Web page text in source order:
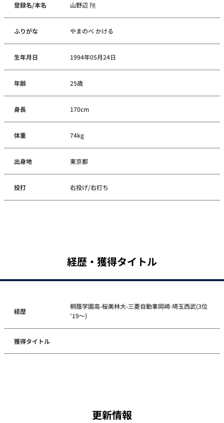
登録名/本名 山野辺 翔
ふりがな やまのべ かける
生年月日 1994年05月24日
年齢 25歳
身長 170cm
体重 74kg
出身地 東京都
投打 右投げ/右打ち
経歴・獲得タイトル
経歴
桐蔭学園高-桜美林大-三菱自動車岡崎-埼玉西武(3位
'19～)
獲得タイトル
更新情報